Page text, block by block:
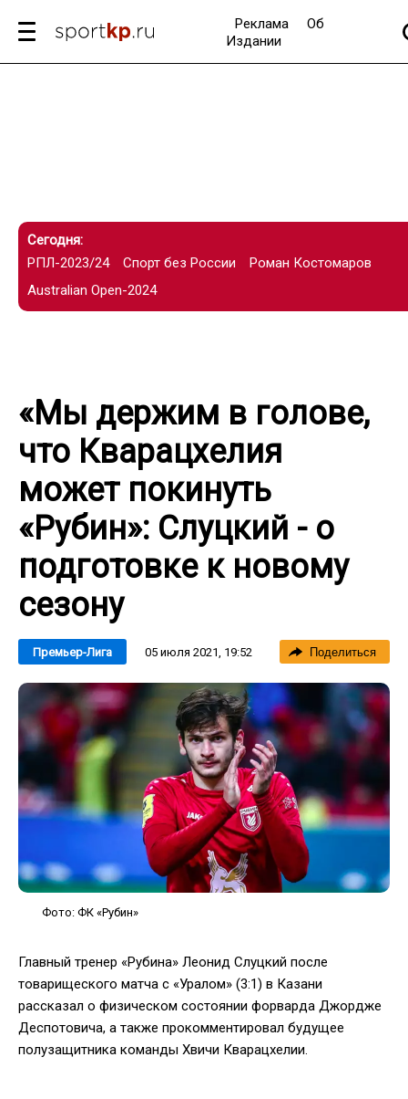
Реклама
Об
Издании
Сегодня:
РПЛ-2023/24
Спорт без России
Роман Костомаров
Australian Open-2024
«Мы держим в голове,
что Кварацхелия
может покинуть
«Рубин»: Слуцкий - о
подготовке к новому
сезону
Премьер-Лига 05 июля 2021, 19:52 Поделиться
Фото: ФК «Рубин»
Главный тренер «Рубина» Леонид Слуцкий после
товарищеского матча с «Уралом» (3:1) в Казани
рассказал о физическом состоянии форварда Джордже
Деспотовича, а также прокомментировал будущее
полузащитника команды Хвичи Кварацхелии.